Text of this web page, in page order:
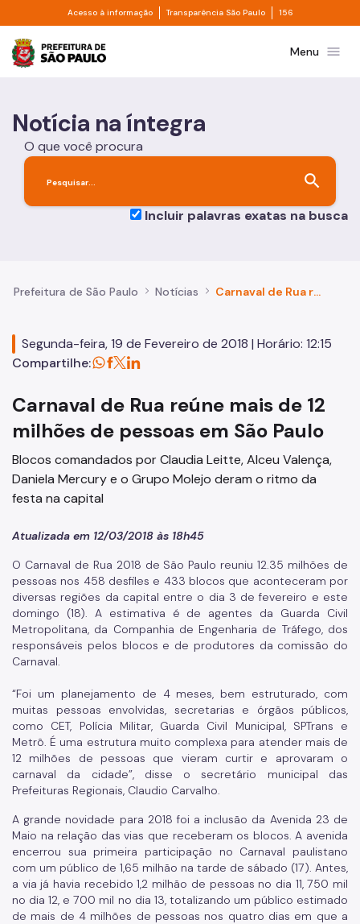
Pular para o Conteúdo principal
Acesso à informação Divisor de acesso à informação
Transparência São Paulo Divisor de
156
Prefeitura de São PauloMenu menu
Notícia na íntegra
O que você procura
search
Incluir palavras exatas na busca
Prefeitura de São Paulo Notícias Carnaval de Rua reúne mais de 12 milhões de pessoas em São Paulo
Segunda-feira, 19 de Fevereiro de 2018 | Horário: 12:15
Compartilhe:
Carnaval de Rua reúne mais de 12
milhões de pessoas em São Paulo
Blocos comandados por Claudia Leitte, Alceu Valença,
Daniela Mercury e o Grupo Molejo deram o ritmo da
festa na capital
Atualizada em 12/03/2018 às 18h45
O Carnaval de Rua 2018 de São Paulo reuniu 12.35 milhões de
pessoas nos 458 desfiles e 433 blocos que aconteceram por
diversas regiões da capital entre o dia 3 de fevereiro e este
domingo (18). A estimativa é de agentes da Guarda Civil
Metropolitana, da Companhia de Engenharia de Tráfego, dos
responsáveis pelos blocos e de produtores da comissão do
Carnaval.
“Foi um planejamento de 4 meses, bem estruturado, com
muitas pessoas envolvidas, secretarias e órgãos públicos,
como CET, Polícia Militar, Guarda Civil Municipal, SPTrans e
Metrô. É uma estrutura muito complexa para atender mais de
12 milhões de pessoas que vieram curtir e aprovaram o
carnaval da cidade”, disse o secretário municipal das
Prefeituras Regionais, Claudio Carvalho.
A grande novidade para 2018 foi a inclusão da Avenida 23 de
Maio na relação das vias que receberam os blocos. A avenida
encerrou sua primeira participação no Carnaval paulistano
com um público de 1,65 milhão na tarde de sábado (17). Antes,
a via já havia recebido 1,2 milhão de pessoas no dia 11, 750 mil
no dia 12, e 700 mil no dia 13, totalizando um público estimado
de mais de 4 milhões de pessoas nos quatro dias em que a